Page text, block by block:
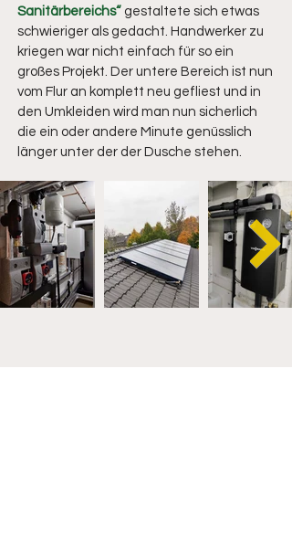
Sanitärbereichs“ gestaltete sich etwas
schwieriger als gedacht. Handwerker zu
kriegen war nicht einfach für so ein
großes Projekt. Der untere Bereich ist nun
vom Flur an komplett neu gefliest und in
den Umkleiden wird man nun sicherlich
die ein oder andere Minute genüsslich
länger unter der der Dusche stehen.